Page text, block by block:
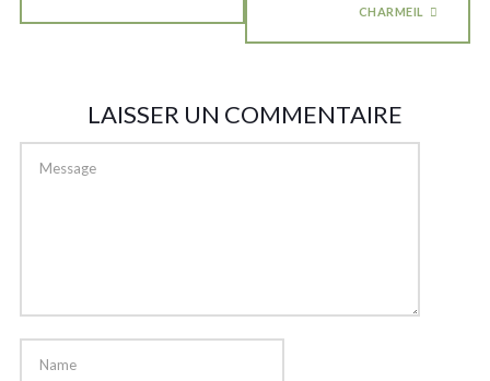
CHARMEIL
LAISSER UN COMMENTAIRE